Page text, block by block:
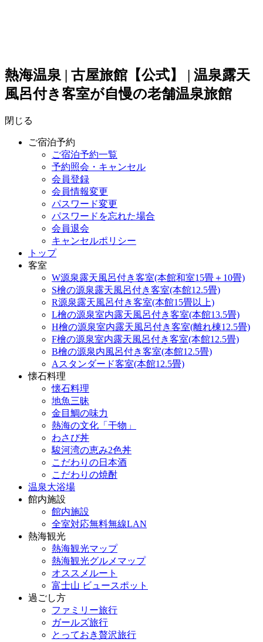
熱海温泉 | 古屋旅館【公式】 | 温泉露天
風呂付き客室が自慢の老舗温泉旅館
閉じる
ご宿泊予約
ご宿泊予約一覧
予約照会・キャンセル
会員登録
会員情報変更
パスワード変更
パスワードを忘れた場合
会員退会
キャンセルポリシー
トップ
客室
W源泉露天風呂付き客室(本館和室15畳＋10畳)
S檜の源泉露天風呂付き客室(本館12.5畳)
R源泉露天風呂付き客室(本館15畳以上)
L檜の源泉室内露天風呂付き客室(本館13.5畳)
H檜の源泉室内露天風呂付き客室(離れ棟12.5畳)
F檜の源泉室内露天風呂付き客室(本館12.5畳)
B檜の源泉内風呂付き客室(本館12.5畳)
Aスタンダード客室(本館12.5畳)
懐石料理
懐石料理
地魚三昧
金目鯛の味力
熱海の文化「干物」
わさび丼
駿河湾の恵み2色丼
こだわりの日本酒
こだわりの焼酎
温泉大浴場
館内施設
館内施設
全室対応無料無線LAN
熱海観光
熱海観光マップ
熱海観光グルメマップ
オススメルート
富士山 ビュースポット
過ごし方
ファミリー旅行
ガールズ旅行
とっておき贅沢旅行